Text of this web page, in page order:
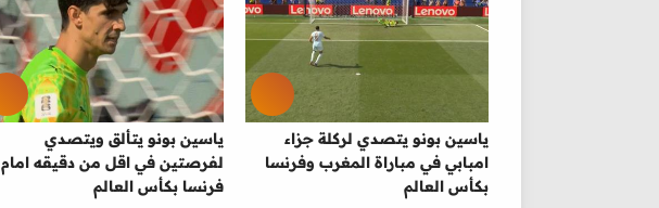
ياسين بونو يتصدي لركلة جزاء
امبابي في مباراة المغرب وفرنسا
بكأس العالم
ياسين بونو يتألق ويتصدي
لفرصتين في اقل من دقيقه امام
فرنسا بكأس العالم